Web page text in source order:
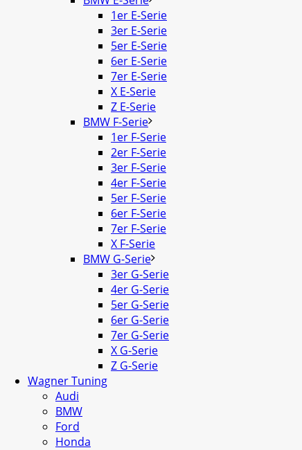
1er E-Serie
3er E-Serie
5er E-Serie
6er E-Serie
7er E-Serie
X E-Serie
Z E-Serie
BMW F-Serie
1er F-Serie
2er F-Serie
3er F-Serie
4er F-Serie
5er F-Serie
6er F-Serie
7er F-Serie
X F-Serie
BMW G-Serie
3er G-Serie
4er G-Serie
5er G-Serie
6er G-Serie
7er G-Serie
X G-Serie
Z G-Serie
Wagner Tuning
Audi
BMW
Ford
Honda